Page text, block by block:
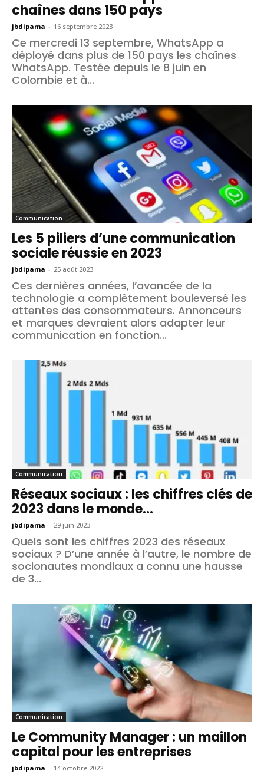
chaînes dans 150 pays
jbdipama - 16 septembre 2023
Ce mercredi 13 septembre, WhatsApp a
déployé dans plus de 150 pays les chaînes
WhatsApp. Testée depuis le 8 juin en
Colombie et à...
Communication
Les 5 piliers d’une communication
sociale réussie en 2023
jbdipama - 25 août 2023
Ces dernières années, l’avancée de la
technologie a complètement bouleversé les
attentes des consommateurs. Annonceurs
et marques devraient alors adapter leur
communication en fonction...
Communication
Réseaux sociaux : les chiffres clés de
2023 dans le monde...
jbdipama - 29 juin 2023
Quels sont les chiffres 2023 des réseaux
sociaux ? D’une année à l’autre, le nombre de
socionautes mondiaux a connu une hausse
de 3...
Communication
Le Community Manager : un maillon
capital pour les entreprises
jbdipama - 14 octobre 2022